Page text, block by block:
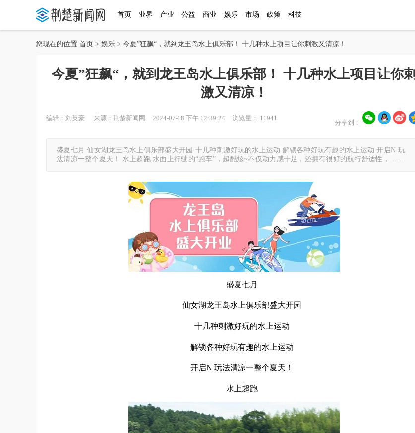
首页 业界 产业 公益 商业 娱乐 市场 政策 科技
您现在的位置:首页 > 娱乐 > 今夏”狂飙“，就到龙王岛水上俱乐部！ 十几种水上项目让你刺激又清凉！
今夏”狂飙“，就到龙王岛水上俱乐部！ 十几种水上项目让你刺
激又清凉！
编辑：刘英豪 来源：荆楚新闻网 2024-07-18 下午 12:39:24 浏览量： 11941
分享到：
盛夏七月 仙女湖龙王岛水上俱乐部盛大开园 十几种刺激好玩的水上运动 解锁各种好玩有趣的水上运动 开启N 玩
法清凉一整个夏天！ 水上超跑 水面上行驶的“跑车”，超酷炫~不仅动力感十足，还拥有很好的航行舒适性，……
盛夏七月
仙女湖龙王岛水上俱乐部盛大开园
十几种刺激好玩的水上运动
解锁各种好玩有趣的水上运动
开启N 玩法清凉一整个夏天！
水上超跑